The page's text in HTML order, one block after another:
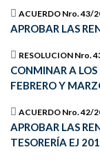
ACUERDO Nro. 43/
APROBAR LAS
RESOLUCION Nro.
CONMINAR A LOS
FEBRERO Y
ACUERDO Nro. 42/
APROBAR LAS
TESORERÍA EJ